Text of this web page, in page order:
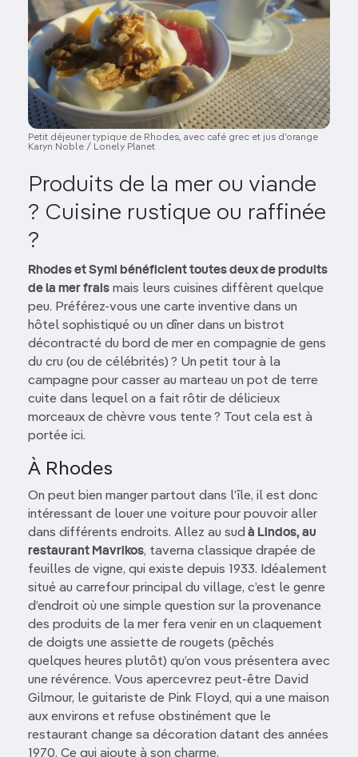
Petit déjeuner typique de Rhodes, avec café grec et jus d’orange
Karyn Noble / Lonely Planet
Produits de la mer ou viande
? Cuisine rustique ou raffinée
?
Rhodes et Symi bénéficient toutes deux de produits
de la mer frais mais leurs cuisines diffèrent quelque
peu. Préférez-vous une carte inventive dans un
hôtel sophistiqué ou un dîner dans un bistrot
décontracté du bord de mer en compagnie de gens
du cru (ou de célébrités) ? Un petit tour à la
campagne pour casser au marteau un pot de terre
cuite dans lequel on a fait rôtir de délicieux
morceaux de chèvre vous tente ? Tout cela est à
portée ici.
À Rhodes
On peut bien manger partout dans l’île, il est donc
intéressant de louer une voiture pour pouvoir aller
dans différents endroits. Allez au sud à Lindos, au
restaurant Mavrikos, taverna classique drapée de
feuilles de vigne, qui existe depuis 1933. Idéalement
situé au carrefour principal du village, c’est le genre
d’endroit où une simple question sur la provenance
des produits de la mer fera venir en un claquement
de doigts une assiette de rougets (pêchés
quelques heures plutôt) qu’on vous présentera avec
une révérence. Vous apercevrez peut-être David
Gilmour, le guitariste de Pink Floyd, qui a une maison
aux environs et refuse obstinément que le
restaurant change sa décoration datant des années
1970. Ce qui ajoute à son charme.